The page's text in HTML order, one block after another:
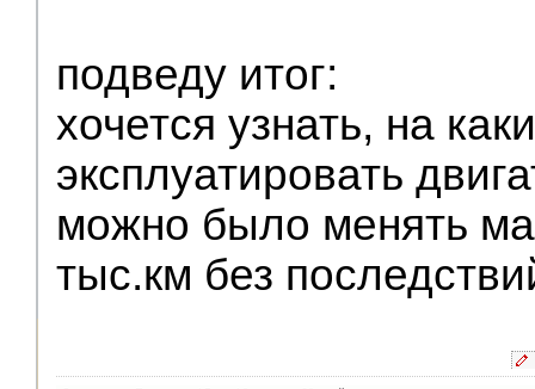
подведу итог:
хочется узнать, на
эксплуатировать
можно было менять
тыс.км без